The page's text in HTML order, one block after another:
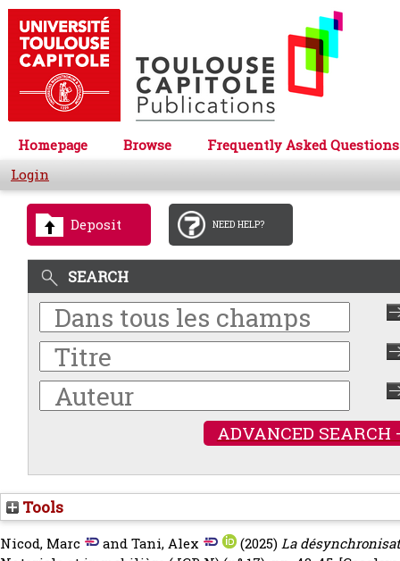
Homepage Browse
Frequently Asked Questions
Login
Deposit NEED HELP?
SEARCH
ADVANCED SEARCH
Tools
Nicod, Marc andTani, Alex (2025)La